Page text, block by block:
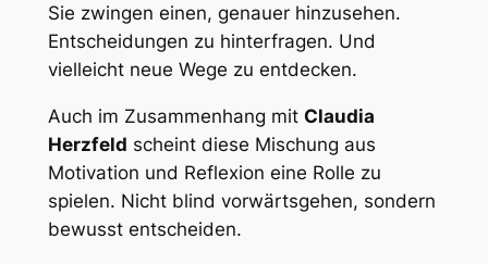
Sie zwingen einen, genauer hinzusehen.
Entscheidungen zu hinterfragen. Und
vielleicht neue Wege zu entdecken.
Auch im Zusammenhang mit Claudia
Herzfeld scheint diese Mischung aus
Motivation und Reflexion eine Rolle zu
spielen. Nicht blind vorwärtsgehen, sondern
bewusst entscheiden.